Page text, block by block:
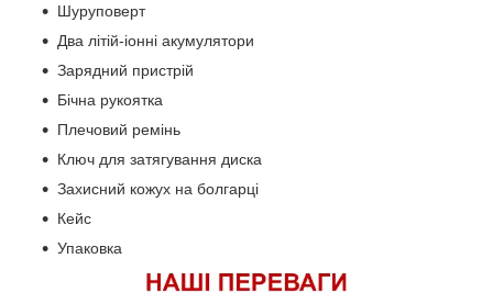
Шуруповерт
Два літій-іонні акумулятори
Зарядний пристрій
Бічна рукоятка
Плечовий ремінь
Ключ для затягування диска
Захисний кожух на болгарці
Кейс
Упаковка